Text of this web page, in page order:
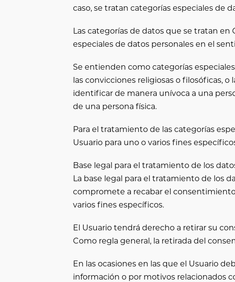
caso, se tratan categorías especiales de
Las categorías de datos que se tratan en
especiales de datos personales en el
Se entienden como categorías
las convicciones religiosas o filosóficas,
identificar de manera unívoca a una
de una persona física.
Para el tratamiento de las categorías
Usuario para uno o varios fines
Base legal para el tratamiento de los
La base legal para el tratamiento de los
compromete a recabar el
varios fines específicos.
El Usuario tendrá derecho a retirar su
Como regla general, la retirada del
En las ocasiones en las que el Usuario
información o por motivos relacionados